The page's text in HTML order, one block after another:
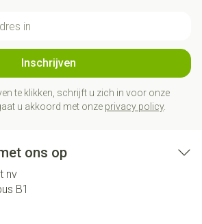
Inschrijven
te klikken, schrijft u zich in voor onze
u akkoord met onze privacy policy.
ons op
nv
B1